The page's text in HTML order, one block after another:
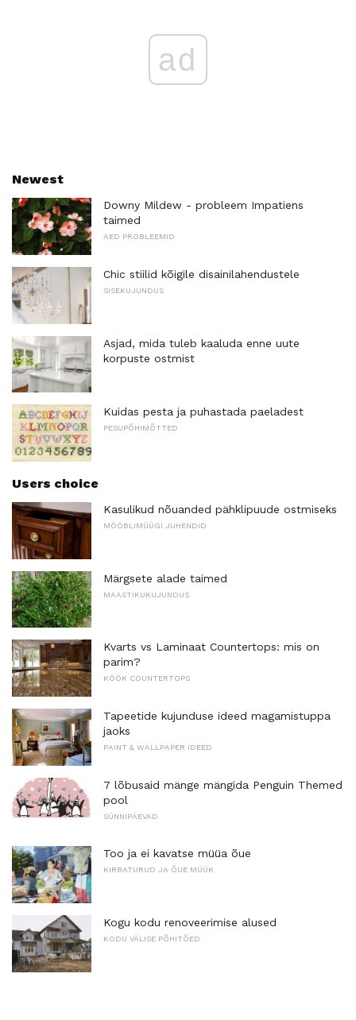
ad
Newest
Downy Mildew - probleem Impatiens
taimed
AED PROBLEEMID
Chic stiilid kõigile disainilahendustele
SISEKUJUNDUS
Asjad, mida tuleb kaaluda enne uute
korpuste ostmist
Kuidas pesta ja puhastada paeladest
PESUPÕHIMÕTTED
Users choice
Kasulikud nõuanded pähklipuude ostmiseks
MÖÖBLIMÜÜGI JUHENDID
Märgsete alade taimed
MAASTIKUKUJUNDUS
Kvarts vs Laminaat Countertops: mis on
parim?
KÖÖK COUNTERTOPS
Tapeetide kujunduse ideed magamistuppa
jaoks
PAINT & WALLPAPER IDEED
7 lõbusaid mänge mängida Penguin Themed
pool
SÜNNIPÄEVAD
Too ja ei kavatse müüa õue
KIRBATURUD JA ÕUE MÜÜK
Kogu kodu renoveerimise alused
KODU VÄLISE PÕHITÕED